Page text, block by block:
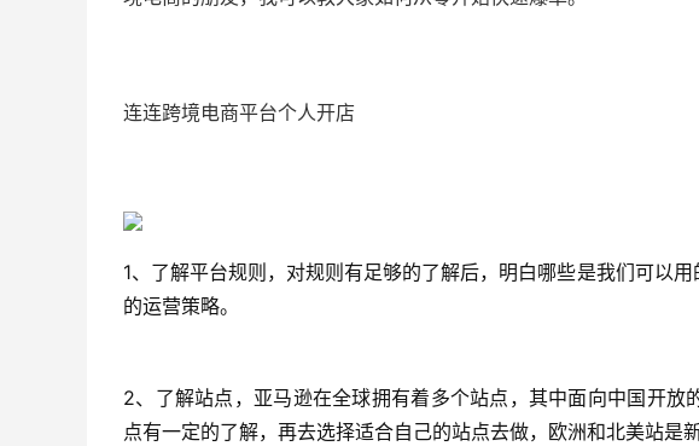
连连跨境电商平台个人开店
1、了解平台规则，对规则有足够的了解后，明白哪些是我们可以
的运营策略。
2、了解站点，亚马逊在全球拥有着多个站点，其中面向中国开放
点有一定的了解，再去选择适合自己的站点去做，欧洲和北美站是